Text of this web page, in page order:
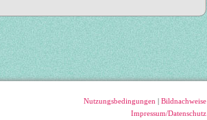
Nutzungsbedingungen | Bildnachweise
Impressum/Datenschutz